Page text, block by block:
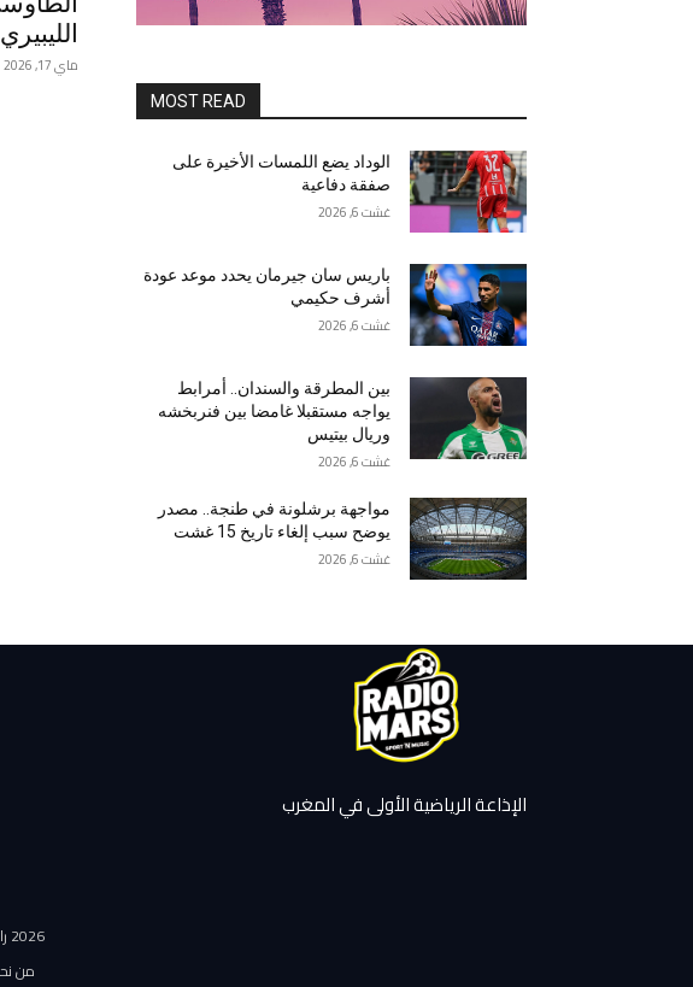
ماي 17, 2026
MOST READ
الوداد يضع اللمسات الأخيرة على
صفقة دفاعية
غشت 6, 2026
باريس سان جيرمان يحدد موعد عودة
أشرف حكيمي
غشت 6, 2026
بين المطرقة والسندان.. أمرابط
يواجه مستقبلا غامضا بين فنربخشه
وريال بيتيس
غشت 6, 2026
مواجهة برشلونة في طنجة.. مصدر
يوضح سبب إلغاء تاريخ 15 غشت
غشت 6, 2026
الإذاعة الرياضية الأولى في المغرب
2026 راديو مارس - الإذاعة الرياضية رقم واحد في المغرب
من